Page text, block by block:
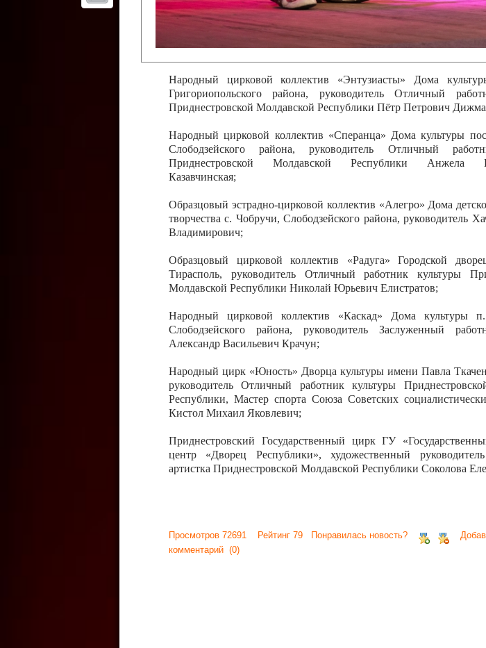
Народный цирковой клоунский коллектив «Шари-вари»
досуговый центр «Шелковик» г.Бендеры, руководители
культуры Приднестровской Молдавской Республики Алёна
Олег Степанович Райлян;
Народный цирковой коллектив «Энтузиасты» Дома
Григориопольского района, руководитель Отличный
Приднестровской Молдавской Республики Пётр Петрович
Народный цирковой коллектив «Сперанца» Дома культуры
Слободзейского района, руководитель Отличный
Приднестровской Молдавской Республики Анжела
Казавчинская;
Образцовый эстрадно-цирковой коллектив «Алегро» Дома
творчества с. Чобручи, Слободзейского района, руководитель
Владимирович;
Образцовый цирковой коллектив «Радуга» Городской
Тирасполь, руководитель Отличный работник культуры
Молдавской Республики Николай Юрьевич Елистратов;
Народный цирковой коллектив «Каскад» Дома культуры
Слободзейского района, руководитель Заслуженный
Александр Васильевич Крачун;
Народный цирк «Юность» Дворца культуры имени Павла
руководитель Отличный работник культуры
Республики, Мастер спорта Союза Советских
Кистол Михаил Яковлевич;
Приднестровский Государственный цирк ГУ
центр «Дворец Республики», художественный
артистка Приднестровской Молдавской Республики Соколова
Просмотров 72691 Рейтинг 79 Понравилась новость?
комментарий (0)